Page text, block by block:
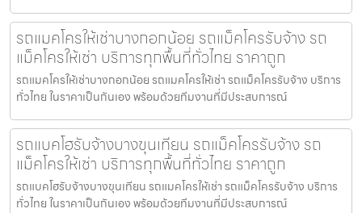
รถแมคโครให้เช่าบางกอกน้อย รถแม็คโครรับจ้าง รถ
แม็คโครให้เช่า บริการทุกพื้นที่ทั่วไทย ราคาถูก
รถแมคโครให้เช่าบางกอกน้อย รถแมคโครให้เช่า รถแม็คโครรับจ้าง บริการ
ทั่วไทย ในราคาเป็นกันเอง พร้อมด้วยทีมงานที่มีประสบการณ์
รถแบคโฮรับจ้างบางขุนเทียน รถแม็คโครรับจ้าง รถ
แม็คโครให้เช่า บริการทุกพื้นที่ทั่วไทย ราคาถูก
รถแบคโฮรับจ้างบางขุนเทียน รถแมคโครให้เช่า รถแม็คโครรับจ้าง บริการ
ทั่วไทย ในราคาเป็นกันเอง พร้อมด้วยทีมงานที่มีประสบการณ์